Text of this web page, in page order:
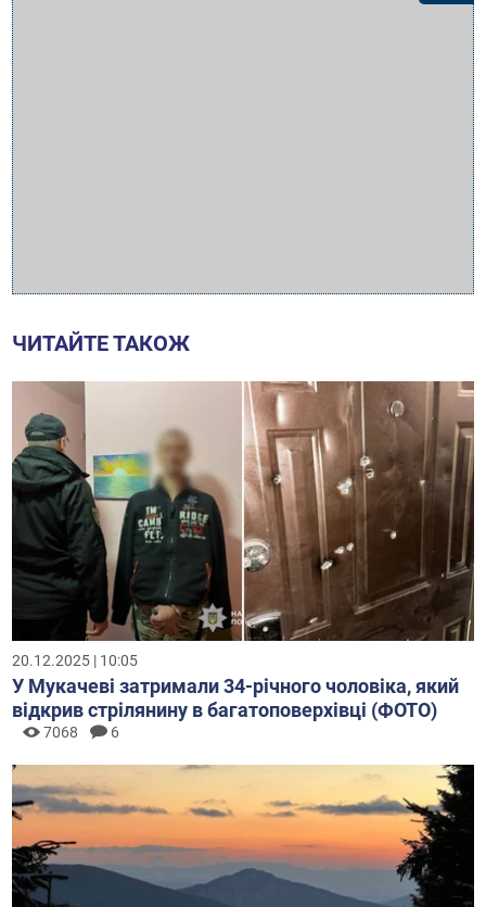
ЧИТАЙТЕ ТАКОЖ
20.12.2025 | 10:05
У Мукачеві затримали 34-річного чоловіка, який
відкрив стрілянину в багатоповерхівці (ФОТО)
7068 6